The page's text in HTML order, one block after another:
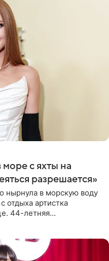
с яхты на
разрешается»
нырнула в морскую воду
отдыха артистка
44-летняя